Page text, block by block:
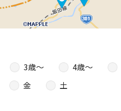
3歳〜 4歳〜
金
土